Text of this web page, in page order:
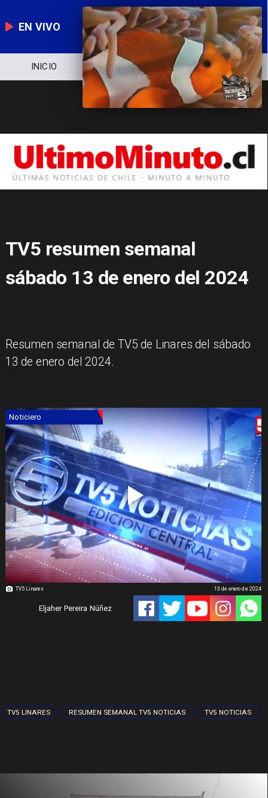
EN VIVO
INICIO NOTICIERO POLÍTICA
TV5 resumen semanal
sábado 13 de enero del 2024
Resumen semanal de TV5 de Linares del sábado
13 de enero del 2024.
TV5 Linares
Noticiero
Eljaher Pereira Núñez
13 de enero de 2024
TV5 LINARES RESUMEN SEMANAL TV5 NOTICIAS TV5 NOTICIAS